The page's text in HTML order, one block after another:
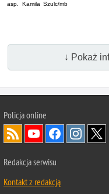
asp. Kamila Szulc/mb
↓ Pokaż
Policja online
Redakcja serwisu
Kontakt z redakcją